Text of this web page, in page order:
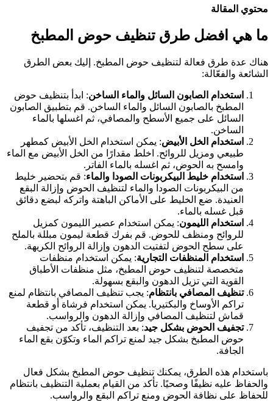
المقالة
هي افضل طرق تنظيف حوض المطبخ
عدة طرق فعالة لتنظيف حوض المطبخ. إليك بعض الطرق
والفعّالة:
استخدام الصابون السائل والماء الساخن: ابدأ بتنظيف حوض
المطبخ بالصابون السائل والماء الساخن. قم بتطبيق الصابون
السائل على جميع الأسطح والمصافي، ثم اغسلها بالماء
الساخن.
استخدام الخل الأبيض: يمكن استخدام الخل الأبيض كمطهر
طبيعي ومزيل للروائح. اخلط مقدارًا من الخل الأبيض مع الماء
وامسح به الحوض، ثم اغسله بالماء الفاتر.
استخدام خليط البيكربونات الصودا والماء: قم بتحضير خليط
من البيكربونات الصودا والماء لتنظيف الحوض وإزالة البقع
العنيدة. ضع الخليط على الأماكن الباهتة واتركه لبضع دقائق
قبل غسله بالماء.
استخدام الليمون: يمكن استخدام عصير الليمون كمزيل
للروائح ومنظف للحوض. قم بفرك قطعة ليمون مبللة بالملح
على سطح الحوض لتفتيت الدهون وإزالة الروائح الكريهة.
استخدام المنظفات التجارية: يمكن استخدام منظفات
متخصصة لتنظيف حوض المطبخ، مثل منظفات الأطباق
القوية التي تزيل الدهون والبقع بسهولة.
تنظيف المصافي بانتظام: يجب تنظيف المصافي بانتظام لمنع
تراكم الأوساخ والبكتيريا. يمكن استخدام فرشاة أو قطعة
قماش لتنظيف المصافي وإزالة الدهون والرواسب.
تجفيف الحوض بشكل جيد: بعد التنظيف، تأكد من تجفيف
حوض المطبخ بشكل جيد لمنع تراكم الماء وتكوّن بقع الماء
الجافة.
هذه الطرق، يمكنك تنظيف حوض المطبخ بشكل فعال
عليه نظيفًا وصحيًا. تأكد من القيام بعملية التنظيف بانتظام
على نظافة الحوض ومنع تراكم البقع والرواسب.